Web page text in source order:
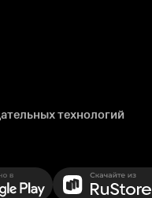
технологий